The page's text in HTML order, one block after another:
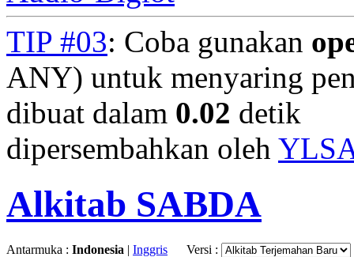
TIP #03: Coba gunakan
ANY) untuk menyaring
dibuat dalam 0.02 detik
dipersembahkan oleh
Alkitab SABDA
Antarmuka : Indonesia | Inggris Versi :